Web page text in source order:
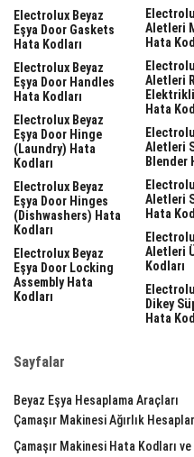
Electrolux Beyaz
Eşya Door Gaskets
Hata Kodları
Electrolux Beyaz
Eşya Door Handles
Hata Kodları
Electrolux Beyaz
Eşya Door Hinge
(laundry) Hata
Kodları
Electrolux Beyaz
Eşya Door Hinges
(dishwashers) Hata
Kodları
Electrolux Beyaz
Eşya Door Locking
Assembly Hata
Kodları
Aletleri
Hata
Aletleri
Hata
Aletleri
Blender
Aletleri
Hata
Aletleri
Kodları
Dikey
Hata
Sayfalar
Beyaz Eşya Hesaplama Araçları
Çamaşır Makinesi Ağırlık
Çamaşır Makinesi Hata Kodları